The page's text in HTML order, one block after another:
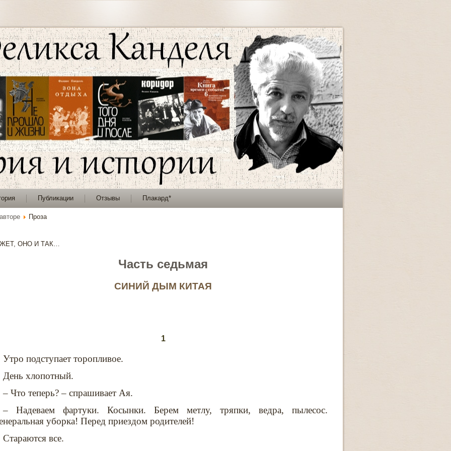
Публикации Отзывы Плакард*
Проза
ОНО И ТАК…
Часть седьмая
СИНИЙ ДЫМ КИТАЯ
1
Утро подступает торопливое.
День хлопотный.
– Что теперь? – спрашивает Ая.
– Надеваем фартуки. Косынки. Берем метлу, тряпки, ведра, пылесос.
уборка! Перед приездом родителей!
Стараются все.